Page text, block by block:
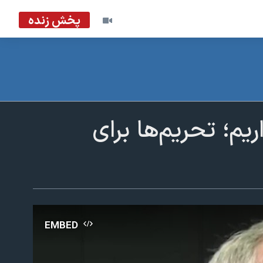
پخش زنده
تحریم‌ها برای
EMBED